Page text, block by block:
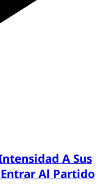
A Sus
Al Partido